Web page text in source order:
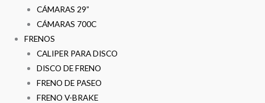
CÁMARAS 29”
CÁMARAS 700C
FRENOS
CALIPER PARA DISCO
DISCO DE FRENO
FRENO DE PASEO
FRENO V-BRAKE